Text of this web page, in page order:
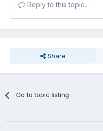
Reply to this topic...
Share
Go to topic listing